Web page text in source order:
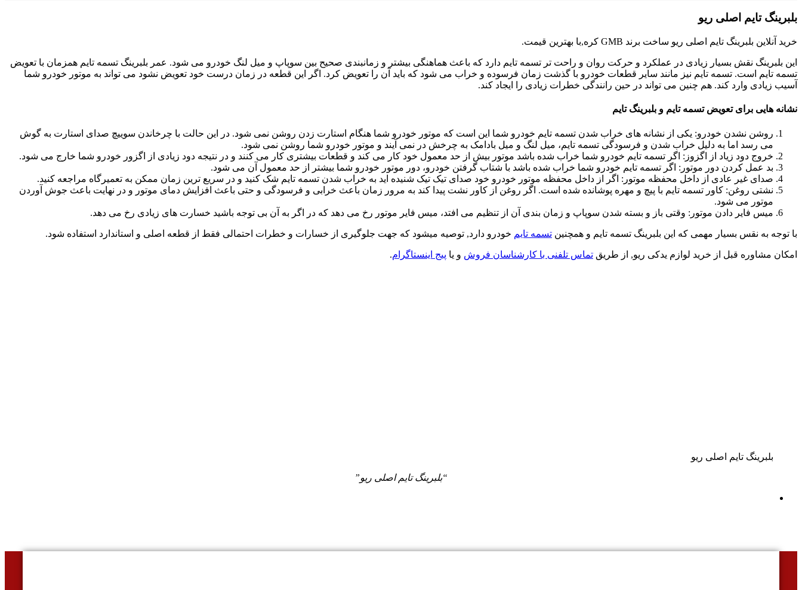
بلبرینگ تایم اصلی ریو
خرید آنلاین بلبرینگ تایم اصلی ریو ساخت برند GMB کره,با بهترین قیمت.
این بلبرینگ نقش بسیار زیادی در عملکرد و حرکت روان و راحت تر تسمه تایم دارد که باعث هماهنگی بیشتر و زمانبندی صحیح بین سوپاپ و میل لنگ خودرو می شود. عمر بلبرینگ تسمه تایم همزمان با تعویض
تسمه تایم است. تسمه تایم نیز مانند سایر قطعات خودرو با گذشت زمان فرسوده و خراب می شود که باید آن را تعویض کرد. اگر این قطعه در زمان درست خود تعویض نشود می تواند به موتور خودرو شما
آسیب زیادی وارد کند. هم چنین می تواند در حین رانندگی خطرات زیادی را ایجاد کند.
نشانه هایی برای تعویض تسمه تایم و بلبرینگ تایم
روشن نشدن خودرو: یکی از نشانه های خراب شدن تسمه تایم خودرو شما این است که موتور خودرو شما هنگام استارت زدن روشن نمی شود. در این حالت با چرخاندن سوییچ صدای استارت به گوش
می رسد اما به دلیل خراب شدن و فرسودگی تسمه تایم، میل لنگ و میل بادامک به چرخش در نمی آیند و موتور خودرو شما روشن نمی شود.
خروج دود زیاد از اگزوز: اگر تسمه تایم خودرو شما خراب شده باشد موتور بیش از حد معمول خود کار می کند و قطعات بیشتری کار می کنند و در نتیجه دود زیادی از اگزور خودرو شما خارج می شود.
بد عمل کردن دور موتور: اگر تسمه تایم خودرو شما خراب شده باشد با شتاب گرفتن خودرو، دور موتور خودرو شما بیشتر از حد معمول آن می شود.
صدای غیر عادی از داخل محفظه موتور: اگر از داخل محفظه موتور خودرو خود صدای تیک تیک شنیده اید به خراب شدن تسمه تایم شک کنید و در سریع ترین زمان ممکن به تعمیرگاه مراجعه کنید.
نشتی روغن: کاور تسمه تایم با پیچ و مهره پوشانده شده است. اگر روغن از کاور نشت پیدا کند به مرور زمان باعث خرابی و فرسودگی و حتی باعث افزایش دمای موتور و در نهایت باعث جوش آوردن
موتور می شود.
میس فایر دادن موتور: وقتی باز و بسته شدن سوپاپ و زمان بندی آن از تنظیم می افتد، میس فایر موتور رخ می دهد که در اگر به آن بی توجه باشید خسارت های زیادی رخ می دهد.
با توجه به نقس بسیار مهمی که این بلبرینگ تسمه تایم و همچنین تسمه تایم خودرو دارد, توصیه میشود که جهت جلوگیری از خسارات و خطرات احتمالی فقط از قطعه اصلی و استاندارد استفاده شود.
امکان مشاوره قبل از خرید لوازم یدکی ریو, از طریق تماس تلفنی با کارشناسان فروش و یا پیج اینستاگرام.
بلبرینگ تایم اصلی ریو
“بلبرینگ تایم اصلی ریو”